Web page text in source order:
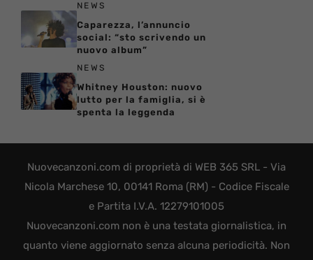
NEWS
Caparezza, l’annuncio
social: “sto scrivendo un
nuovo album”
NEWS
Whitney Houston: nuovo
lutto per la famiglia, si è
spenta la leggenda
Nuovecanzoni.com di proprietà di WEB 365 SRL - Via
Nicola Marchese 10, 00141 Roma (RM) - Codice Fiscale
e Partita I.V.A. 12279101005
Nuovecanzoni.com non è una testata giornalistica, in
quanto viene aggiornato senza alcuna periodicità. Non